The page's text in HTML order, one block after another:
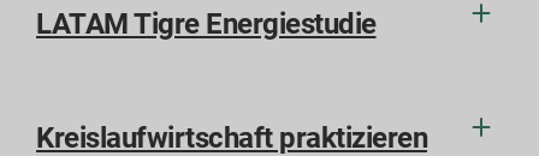
LATAM Tigre Energiestudie
Kreislaufwirtschaft praktizieren